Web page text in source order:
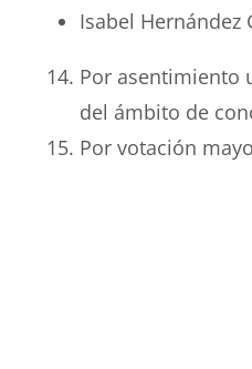
Isabel Hernández
Por asentimiento
del ámbito de
Por votación